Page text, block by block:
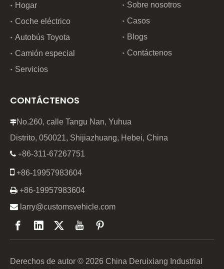
Hogar
Coche eléctrico
Autobús Toyota
Camión especial
Servicios
Sobre nosotros
Casos
Blogs
Contáctenos
CONTÁCTENOS
No.260, calle Tangu Nan, Yuhua
Distrito, 050021, Shijiazhuang, Hebei, China
 +86-311-67267751
 +86-19957983604
 +86-19957983604
 larry@customsvehicle.com
Derechos de autor © 2026 China Deruixiang Industrial